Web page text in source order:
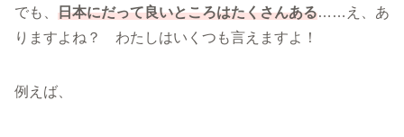
でも、 日本にだって良いところはたくさんある……え、あ
りますよね？ わたしはいくつも言えますよ！
例えば、